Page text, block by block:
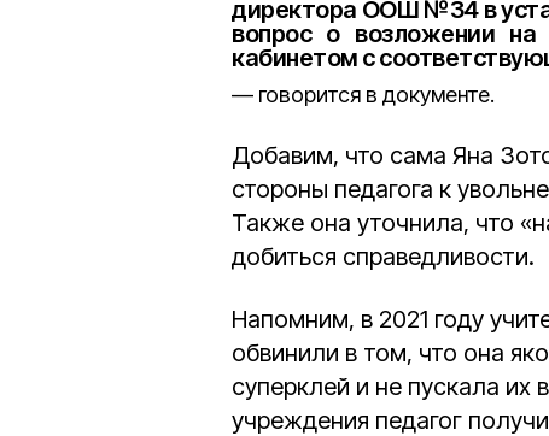
директора ООШ №34 в
вопрос о возложении
кабинетом с
говорится в документе.
Добавим, что сама Яна
стороны педагога к
Также она уточнила, что
добиться справедливости.
Напомним, в 2021 году
обвинили в том, что она
суперклей и не пускала их
учреждения педагог